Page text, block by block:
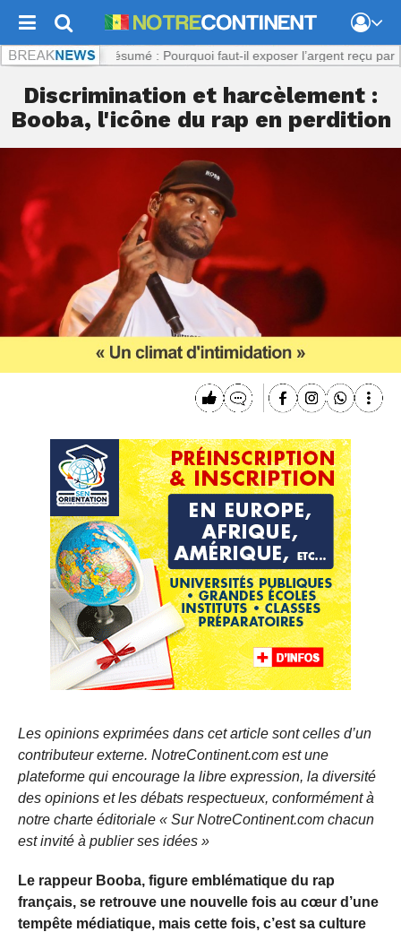
: Viol présumé : Pourquoi faut-il exposer l’argent reçu par la
Discrimination et harcèlement :
Booba, l'icône du rap en perdition
Les opinions exprimées dans cet article sont celles d’un
contributeur externe. NotreContinent.com est une
plateforme qui encourage la libre expression, la diversité
des opinions et les débats respectueux, conformément à
notre charte éditoriale « Sur NotreContinent.com chacun
est invité à publier ses idées »
Le rappeur Booba, figure emblématique du rap
français, se retrouve une nouvelle fois au cœur d’une
tempête médiatique, mais cette fois, c’est sa culture